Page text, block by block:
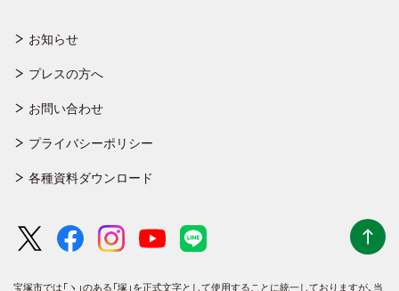
お知らせ
プレスの方へ
お問い合わせ
プライバシーポリシー
各種資料ダウンロード
宝塚市では「ヽ」のある「塚」を正式文字として使用することに統一しておりますが、 当